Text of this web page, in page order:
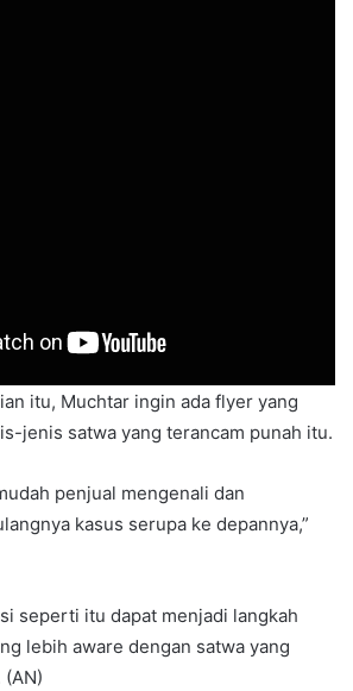
terkejut ketika mengetahui ada
akibat memelihara ikan liar.
itu, Muchtar ingin ada flyer yang
jenis satwa yang terancam punah itu.
penjual mengenali dan
kasus serupa ke depannya,”
seperti itu dapat menjadi langkah
lebih aware dengan satwa yang